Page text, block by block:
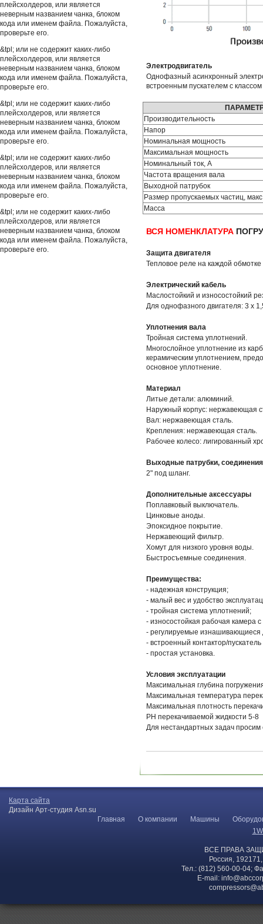
плейсхолдеров, или является
неверным названием чанка, блоком
кода или именем файла. Пожалуйста,
проверьте его.
&tpl; или не содержит каких-либо
плейсхолдеров, или является
неверным названием чанка, блоком
кода или именем файла. Пожалуйста,
проверьте его.
&tpl; или не содержит каких-либо
плейсхолдеров, или является
неверным названием чанка, блоком
кода или именем файла. Пожалуйста,
проверьте его.
&tpl; или не содержит каких-либо
плейсхолдеров, или является
неверным названием чанка, блоком
кода или именем файла. Пожалуйста,
проверьте его.
&tpl; или не содержит каких-либо
плейсхолдеров, или является
неверным названием чанка, блоком
кода или именем файла. Пожалуйста,
проверьте его.
Электродвигатель
Однофазный асинхронный
встроенным пускателем с
Производительность
Напор
Номинальная мощность
Максимальная мощность
Номинальный ток, А
Частота вращения вала
Выходной патрубок
Размер пропускаемых частиц,
Масса
ВСЯ НОМЕНКЛАТУРА
Защита двигателя
Тепловое реле на каждой
Электрический кабель
Маслостойкий и износостойкий
Для однофазного двигателя: 3 х
Уплотнения вала
Тройная система уплотнений.
Многослойное уплотнение из
керамическим уплотнением,
основное уплотнение.
Материал
Литые детали: алюминий.
Наружный корпус: нержавеющая
Вал: нержавеющая сталь.
Крепления: нержавеющая сталь.
Рабочее колесо: лигированный
Выходные патрубки, соединения
2" под шланг.
Дополнительные аксессуары
Поплавковый выключатель.
Цинковые аноды.
Эпоксидное покрытие.
Нержавеющий фильтр.
Хомут для низкого уровня воды.
Быстросъемные соединения.
Преимущества:
- надежная конструкция;
- малый вес и удобство
- тройная система уплотнений;
- износостойкая рабочая камера
- регулируемые изнашивающиеся
- встроенный контактор/
- простая установка.
Условия эксплуатации
Максимальная глубина
Максимальная температура
Максимальная плотность
PH перекачиваемой жидкости 5-8
Для нестандартных задач
Карта сайта
Дизайн Арт-студия Asn.su
Главная
О компании Машины
ВСЕ ПРАВА
Россия,
Тел.: (812) 560-00-04;
E-mail: